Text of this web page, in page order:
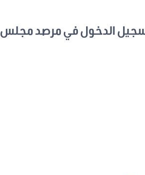
الدخول في مرصد مجلس